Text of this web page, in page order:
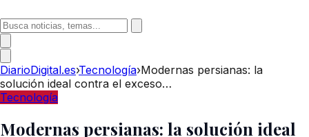
DiarioDigital.es›Tecnología›Modernas persianas: la
solución ideal contra el exceso…
Tecnología
Modernas persianas: la solución ideal